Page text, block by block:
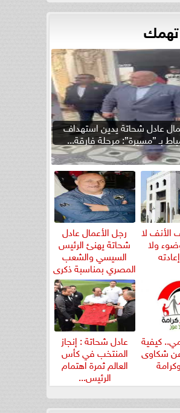
تهمك
عادل شحاتة يدين استهداف
بـ ”مسيرة”: مرحلة فارقة...
الأنف لا
ولا
رجل الأعمال عادل
شحاتة يهنئ الرئيس
السيسي والشعب
المصري بمناسبة ذكرى
ثورة...
كيفية
شكاوى
عادل شحاتة : إنجاز
المنتخب في كأس
العالم ثمرة اهتمام
الرئيس...